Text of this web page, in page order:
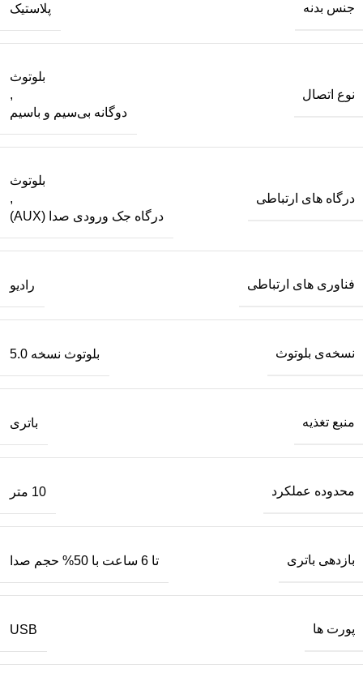
جنس بدنه پلاستیک
نوع اتصال
بلوتوث
,
دوگانه بی‌سیم و باسیم
درگاه های ارتباطی
بلوتوث
,
درگاه جک ورودی صدا (AUX)
فناوری های ارتباطی رادیو
نسخه‌ی بلوتوث بلوتوث نسخه 5.0
منبع تغذیه باتری
محدوده عملکرد 10 متر
بازدهی باتری تا 6 ساعت با 50% حجم صدا
پورت‌ ها USB